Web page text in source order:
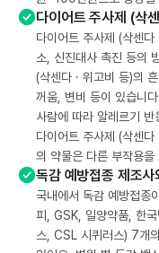
다이어트 주사제 (삭
다이어트 주사제 (삭센
소, 신진대사 촉진 등의
(삭센다 · 위고비 등)의
꺼움, 변비 등이 있습니
사람에 따라 알레르기
다이어트 주사제 (삭센
의 약물은 다른 부작용을
독감 예방접종 제조사
국내에서 독감 예방접종
피, GSK, 일양약품, 한
스, CSL 시퀴러스) 7개